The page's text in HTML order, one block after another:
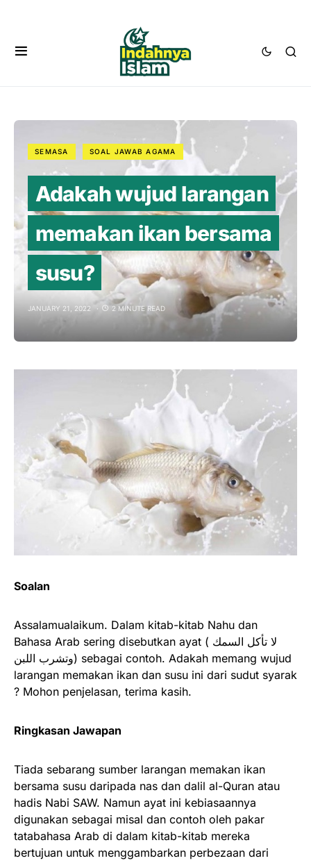
SEMASA SOAL JAWAB AGAMA
Adakah wujud larangan
memakan ikan bersama
susu?
JANUARY 21, 2022 2 MINUTE READ
Soalan
Assalamualaikum. Dalam kitab-kitab Nahu dan
Bahasa Arab sering disebutkan ayat ( لا تأكل السمك
وتشرب اللبن) sebagai contoh. Adakah memang wujud
larangan memakan ikan dan susu ini dari sudut syarak
? Mohon penjelasan, terima kasih.
Ringkasan Jawapan
Tiada sebarang sumber larangan memakan ikan
bersama susu daripada nas dan dalil al-Quran atau
hadis Nabi SAW. Namun ayat ini kebiasaannya
digunakan sebagai misal dan contoh oleh pakar
tatabahasa Arab di dalam kitab-kitab mereka
bertujuan untuk menggambarkan perbezaan dari